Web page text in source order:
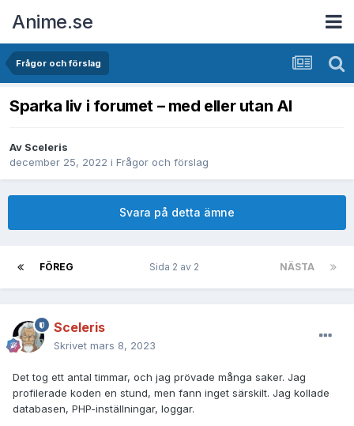
Anime.se
Frågor och förslag
Sparka liv i forumet – med eller utan AI
Av Sceleris
december 25, 2022 i Frågor och förslag
Svara på detta ämne
FÖREG NÄSTA
Sida 2 av 2
Sceleris
Skrivet mars 8, 2023
Det tog ett antal timmar, och jag prövade många saker. Jag
profilerade koden en stund, men fann inget särskilt. Jag kollade
databasen, PHP-inställningar, loggar.